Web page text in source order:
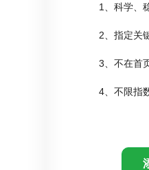
1、科学、
2、指定关
3、不在首
4、不限指